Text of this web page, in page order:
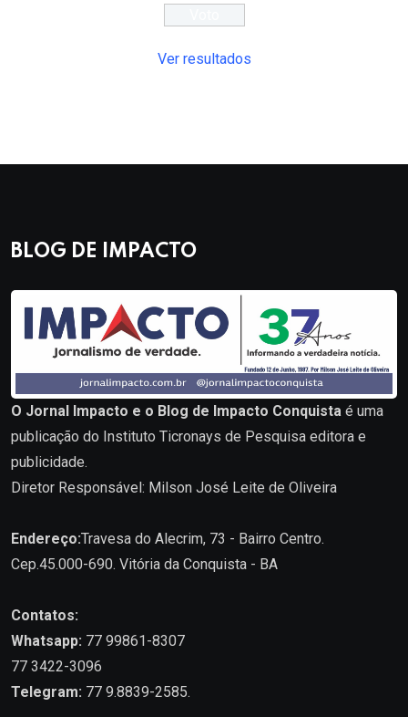
Ver resultados
BLOG DE IMPACTO
O Jornal Impacto e o Blog de Impacto Conquista é uma
publicação do Instituto Ticronays de Pesquisa editora e
publicidade.
Diretor Responsável: Milson José Leite de Oliveira
Endereço:Travesa do Alecrim, 73 - Bairro Centro.
Cep.45.000-690. Vitória da Conquista - BA
Contatos:
Whatsapp: 77 99861-8307
77 3422-3096
Telegram: 77 9.8839-2585.